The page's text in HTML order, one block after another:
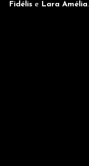
Fidélis e Lara Amélia.